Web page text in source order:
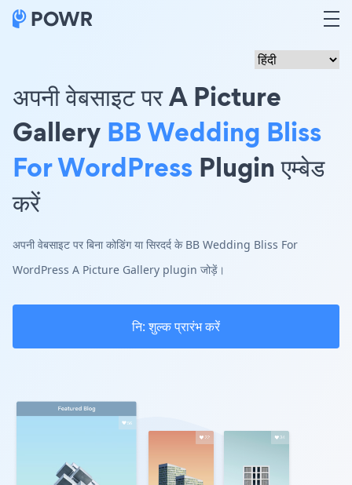
अपनी वेबसाइट पर A Picture
Gallery BB Wedding Bliss
For WordPress Plugin एम्बेड
करें
अपनी वेबसाइट पर बिना कोडिंग या सिरदर्द के BB Wedding Bliss For
WordPress A Picture Gallery plugin जोड़ें।
नि: शुल्क प्रारंभ करें